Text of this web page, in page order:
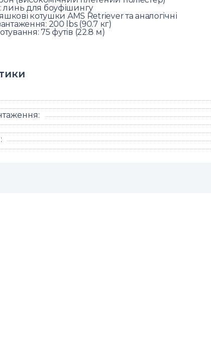
линь для боуфішингу
котушки AMS Retriever та аналогічні
200 lbs (90.7 кг)
75 футів (22.8 м)
:
: